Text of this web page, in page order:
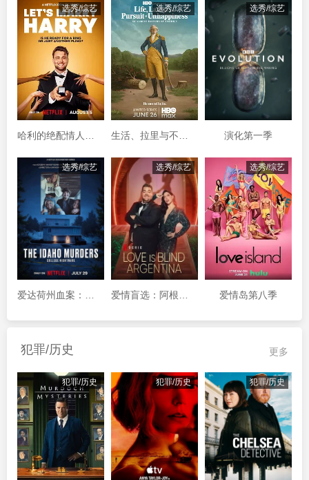
选秀/综艺
哈利的绝配情人第一季
选秀/综艺
生活、拉里与不快乐的追求：一部美国史
选秀/综艺
演化第一季
选秀/综艺 选秀/综艺 选秀/综艺
爱情岛第八季
更多
犯罪/历史
犯罪/历史 犯罪/历史 犯罪/历史